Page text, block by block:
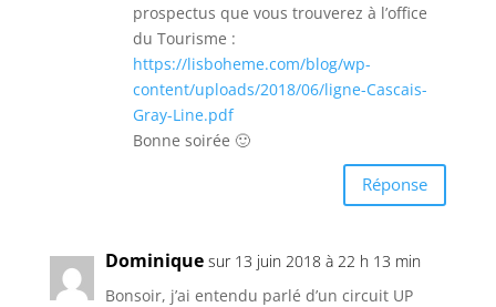
prospectus que vous trouverez à l’office
du Tourisme :
https://lisboheme.com/blog/wp-
content/uploads/2018/06/ligne-Cascais-
Gray-Line.pdf
Bonne soirée 🙂
Réponse
Dominique sur 13 juin 2018 à 22 h 13 min
Bonsoir, j’ai entendu parlé d’un circuit UP